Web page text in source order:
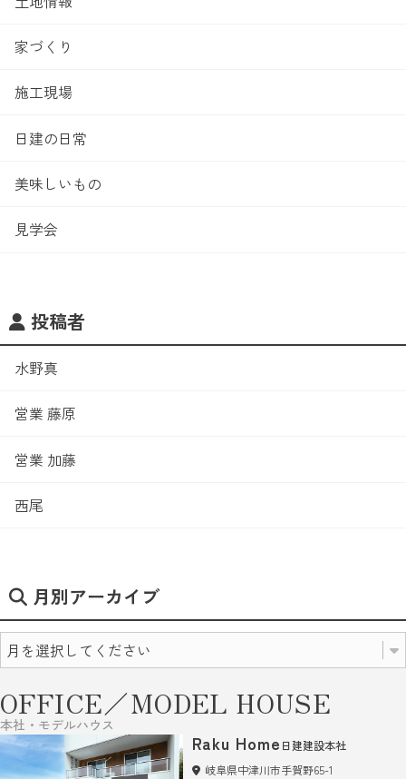
家づくり
施工現場
日建の日常
美味しいもの
見学会
投稿者
水野真
営業 藤原
営業 加藤
西尾
月別アーカイブ
OFFICE／MODEL HOUSE
本社・モデルハウス
Raku Home 日建建設本社
岐阜県中津川市手賀野65-1